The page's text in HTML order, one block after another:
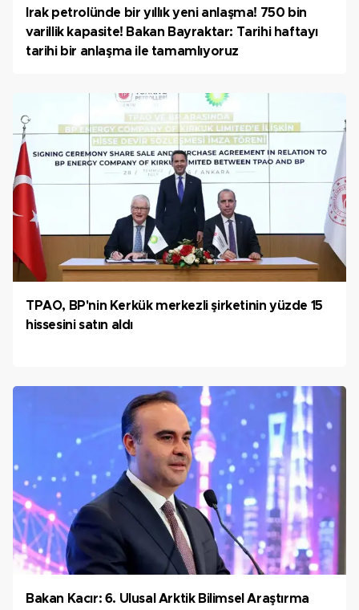
Irak petrolünde bir yıllık yeni anlaşma! 750 bin
varillik kapasite! Bakan Bayraktar: Tarihi haftayı
tarihi bir anlaşma ile tamamlıyoruz
TPAO, BP'nin Kerkük merkezli şirketinin yüzde 15
hissesini satın aldı
Bakan Kacır: 6. Ulusal Arktik Bilimsel Araştırma